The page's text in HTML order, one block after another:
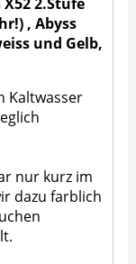
, Abyss
und Gelb,
Kaltwasser
nur kurz im
dazu farblich